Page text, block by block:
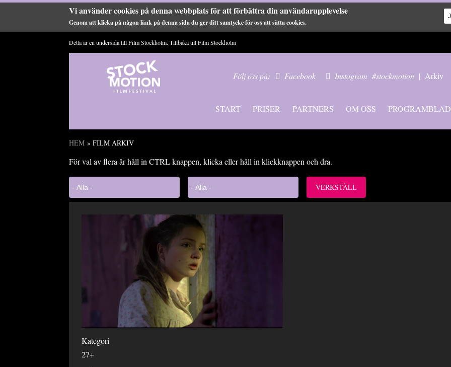
Vi använder cookies på denna webbplats för att förbättra din användarupplevelse
Genom att klicka på någon länk på denna sida du ger ditt samtycke för oss att sätta cookies.
Detta är en undersida till Film Stockholm. Tillbaka tillFilm Stockholm
Följ oss på: Facebook Instagram #stockmotion | Arkiv
START PRISER PARTNERS OM OSS PROGRAMBLAD
Du är här
HEM » FILM ARKIV
För val av flera år håll in CTRL knappen, klicka eller håll in klickknappen och dra.
Kategori
27+